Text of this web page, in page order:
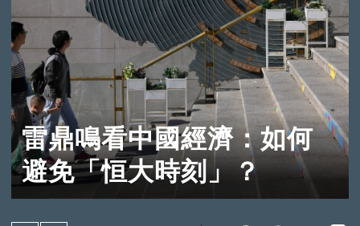
雷鼎鳴看中國經濟：如何
避免「恒大時刻」？